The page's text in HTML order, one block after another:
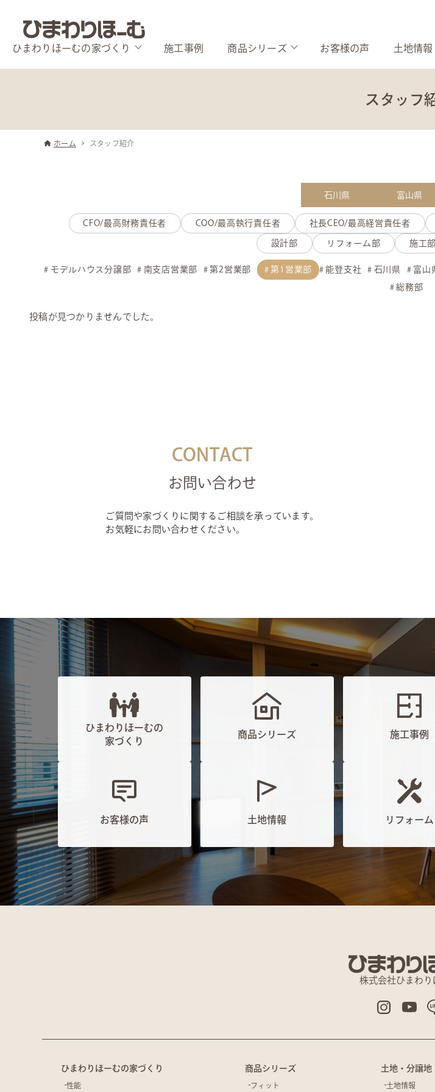
ひまわりほーむの家づくり 施工事例 商品シリーズ お客様の声 土地情報
スタッフ
ホーム スタッフ紹介
石川県 富山県
CFO/最高財務責任者 COO/最高執行責任者 社長CEO/最高経営責任者
設計部 リフォーム部 施工部
モデルハウス分譲部 南支店営業部 第2営業部 第1営業部 能登支社 石川県 富山
総務部
投稿が見つかりませんでした。
CONTACT
お問い合わせ
ご質問や家づくりに関するご相談を承っています。
お気軽にお問い合わせください。
ひまわりほーむの
家づくり
商品シリーズ 施工事例
お客様の声 土地情報 リフォーム
株式会社ひまわり
ひまわりほーむの家づくり
性能
商品シリーズ
フィット
土地・分譲地
土地情報